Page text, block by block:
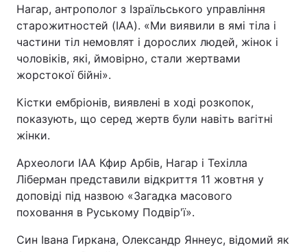
Здоров'я Туризм
Цікавинки
Інтерв'ю Думки
Архів Вакансії
Контакти
ПОСЛУГИ
Нагар, антрополог з Ізраїльського управління
старожитностей (IAA). «Ми виявили в ямі тіла і
частини тіл немовлят і дорослих людей, жінок і
чоловіків, які, ймовірно, стали жертвами
жорстокої бійні».
Кістки ембріонів, виявлені в ході розкопок,
показують, що серед жертв були навіть вагітні
жінки.
Археологи IAA Кфир Арбів, Нагар і Техілла
Ліберман представили відкриття 11 жовтня у
доповіді під назвою «Загадка масового
поховання в Руському Подвір'ї».
Син Івана Гиркана, Олександр Яннеус, відомий як